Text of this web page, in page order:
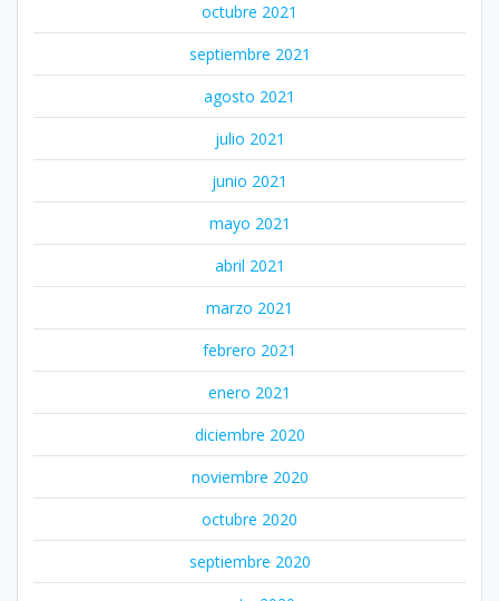
octubre 2021
septiembre 2021
agosto 2021
julio 2021
junio 2021
mayo 2021
abril 2021
marzo 2021
febrero 2021
enero 2021
diciembre 2020
noviembre 2020
octubre 2020
septiembre 2020